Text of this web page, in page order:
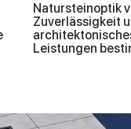
Natursteinoptik
Zuverlässigkeit
Leistungen